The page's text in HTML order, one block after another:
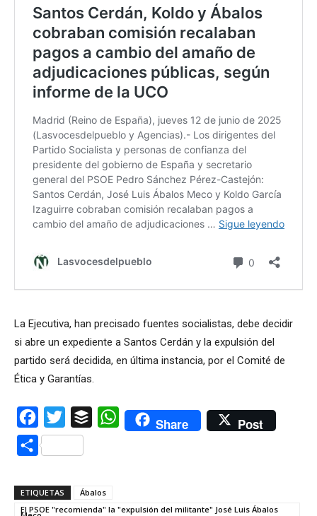
La Ejecutiva, han precisado fuentes socialistas, debe decidir
si abre un expediente a Santos Cerdán y la expulsión del
partido será decidida, en última instancia, por el Comité de
Ética y Garantías.
Facebook
Twitter Buffer WhatsAppShare Post
Compartir
ETIQUETAS
Ábalos
El PSOE "recomienda" la "expulsión del militante" José Luis Ábalos